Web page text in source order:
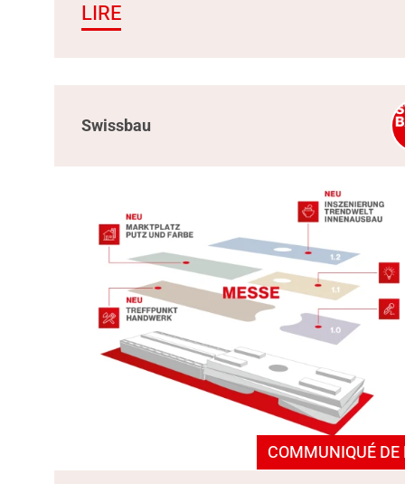
LIRE
Swissbau
COMMUNIQUÉ DE